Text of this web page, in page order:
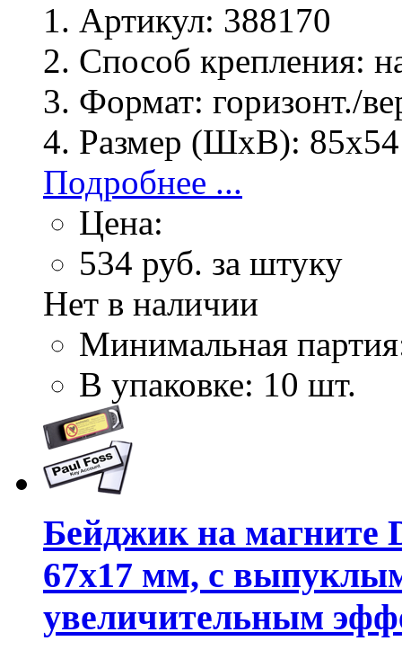
Артикул: 388170
Способ крепления:
Формат: горизонт./
Размер (ШхВ):
Подробнее ...
Цена:
534 руб. за штуку
Нет в наличии
Минимальная
В упаковке: 10 шт.
Бейджик на магните
67x17 мм, с
увеличительным